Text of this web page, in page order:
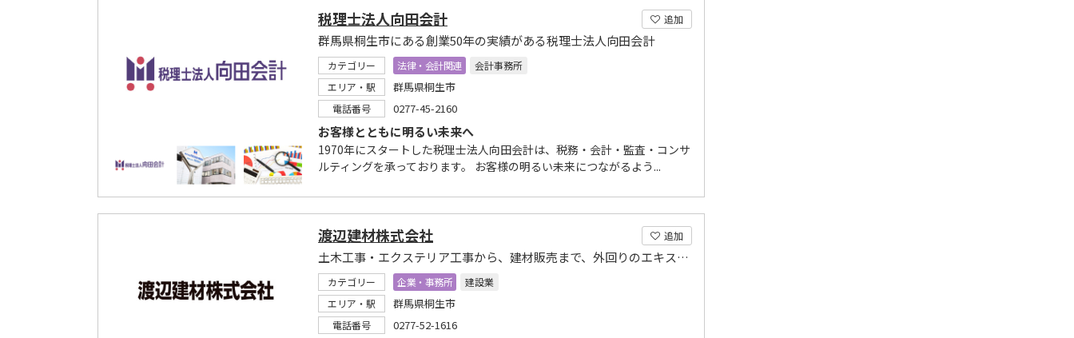
追加
税理士法人向田会計
群馬県桐生市にある創業50年の実績がある税理士法人向田会計
カテゴリー 法律・会計関連
会計事務所
エリア・駅
群馬県桐生市
電話番号 0277-45-2160
お客様とともに明るい未来へ
1970年にスタートした税理士法人向田会計は、税務・会計・監査・コンサ
ルティングを承っております。 お客様の明るい未来につながるよう...
追加
渡辺建材株式会社
土木工事・エクステリア工事から、建材販売まで、外回りのエキスパート
カテゴリー 企業・事務所
建設業
エリア・駅
群馬県桐生市
電話番号 0277-52-1616